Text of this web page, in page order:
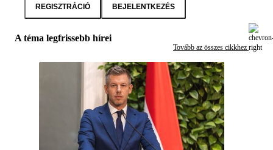
REGISZTRÁCIÓ BEJELENTKEZÉS
A téma legfrissebb hírei
Tovább az összes cikkhez